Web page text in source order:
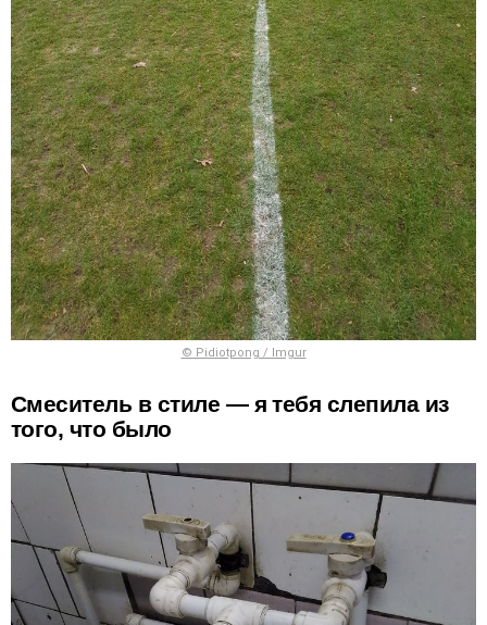
© Pidiotpong / Imgur
Смеситель в стиле — я тебя слепила из
того, что было